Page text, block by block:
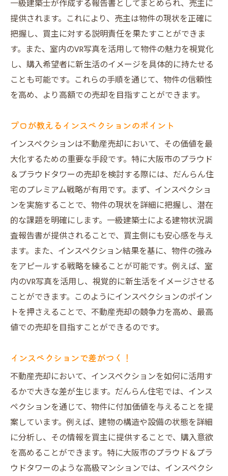
一級建築士が作成する報告書としてまとめられ、売主に
提供されます。これにより、売主は物件の現状を正確に
把握し、買主に対する説明責任を果たすことができま
す。また、室内のVR写真を活用して物件の魅力を視覚化
し、購入希望者に新生活のイメージを具体的に持たせる
ことも可能です。これらの手順を通じて、物件の信頼性
を高め、より高額での売却を目指すことができます。
プロが教えるインスペクションのポイント
インスペクションは不動産売却において、その価値を最
大化するための重要な手段です。特に大阪市のプラウド
＆プラウドタワーの売却を検討する際には、だんらん住
宅のプレミアム戦略が有用です。まず、インスペクショ
ンを実施することで、物件の現状を詳細に把握し、潜在
的な課題を明確にします。一級建築士による建物状況調
査報告書が提供されることで、買主側にも安心感を与え
ます。また、インスペクション結果を基に、物件の強み
をアピールする戦略を練ることが可能です。例えば、室
内のVR写真を活用し、視覚的に新生活をイメージさせる
ことができます。このようにインスペクションのポイン
トを押さえることで、不動産売却の競争力を高め、最高
値での売却を目指すことができるのです。
インスペクションで差がつく！
不動産売却において、インスペクションを如何に活用す
るかで大きな差が生じます。だんらん住宅では、インス
ペクションを通じて、物件に付加価値を与えることを提
案しています。例えば、建物の構造や設備の状態を詳細
に分析し、その情報を買主に提供することで、購入意欲
を高めることができます。特に大阪市のプラウド＆プラ
ウドタワーのような高級マンションでは、インスペクシ